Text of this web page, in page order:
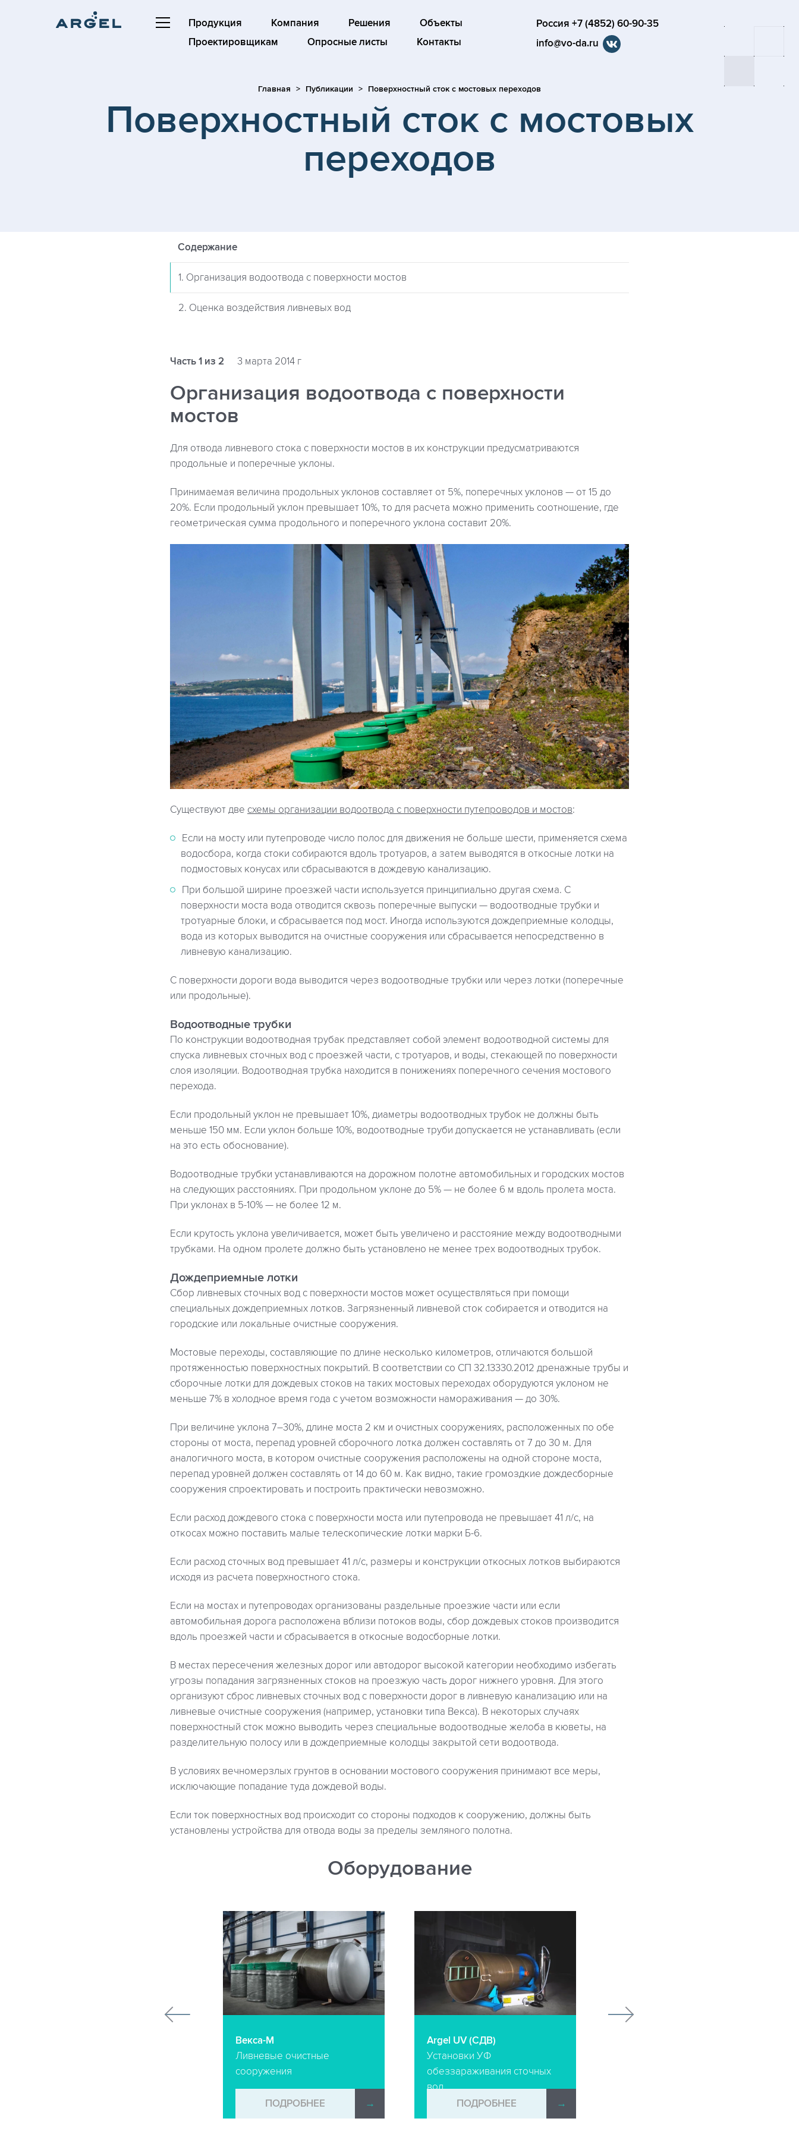
Продукция Компания Решения
Объекты
Проектировщикам
Опросные листы Контакты
Россия +7 (4852) 60-90-35
info@vo-da.ru
Главная Публикации Поверхностный сток с мостовых переходов
Поверхностный сток с мостовых
переходов
Содержание
1. Организация водоотвода с поверхности мостов
2. Оценка воздействия ливневых вод
Часть 1 из 2 3 марта 2014 г
Организация водоотвода с поверхности
мостов
Для отвода ливневого стока с поверхности мостов в их конструкции предусматриваются
продольные и поперечные уклоны.
Принимаемая величина продольных уклонов составляет от 5%, поперечных уклонов — от 15 до
20%. Если продольный уклон превышает 10%, то для расчета можно применить соотношение, где
геометрическая сумма продольного и поперечного уклона составит 20%.
Существуют две схемы организации водоотвода с поверхности путепроводов и мостов:
Если на мосту или путепроводе число полос для движения не больше шести, применяется схема
водосбора, когда стоки собираются вдоль тротуаров, а затем выводятся в откосные лотки на
подмостовых конусах или сбрасываются в дождевую канализацию.
При большой ширине проезжей части используется принципиально другая схема. С
поверхности моста вода отводится сквозь поперечные выпуски — водоотводные трубки и
тротуарные блоки, и сбрасывается под мост. Иногда используются дождеприемные колодцы,
вода из которых выводится на очистные сооружения или сбрасывается непосредственно в
ливневую канализацию.
С поверхности дороги вода выводится через водоотводные трубки или через лотки (поперечные
или продольные).
Водоотводные трубки
По конструкции водоотводная трубак представляет собой элемент водоотводной системы для
спуска ливневых сточных вод с проезжей части, с тротуаров, и воды, стекающей по поверхности
слоя изоляции. Водоотводная трубка находится в понижениях поперечного сечения мостового
перехода.
Если продольный уклон не превышает 10%, диаметры водоотводных трубок не должны быть
меньше 150 мм. Если уклон больше 10%, водоотводные труби допускается не устанавливать (если
на это есть обоснование).
Водоотводные трубки устанавливаются на дорожном полотне автомобильных и городских мостов
на следующих расстояниях. При продольном уклоне до 5% — не более 6 м вдоль пролета моста.
При уклонах в 5-10% — не более 12 м.
Если крутость уклона увеличивается, может быть увеличено и расстояние между водоотводными
трубками. На одном пролете должно быть установлено не менее трех водоотводных трубок.
Дождеприемные лотки
Сбор ливневых сточных вод с поверхности мостов может осуществляться при помощи
специальных дождеприемных лотков. Загрязненный ливневой сток собирается и отводится на
городские или локальные очистные сооружения.
Мостовые переходы, составляющие по длине несколько километров, отличаются большой
протяженностью поверхностных покрытий. В соответствии со СП 32.13330.2012 дренажные трубы и
сборочные лотки для дождевых стоков на таких мостовых переходах оборудуются уклоном не
меньше 7% в холодное время года с учетом возможности намораживания — до 30%.
При величине уклона 7–30%, длине моста 2 км и очистных сооружениях, расположенных по обе
стороны от моста, перепад уровней сборочного лотка должен составлять от 7 до 30 м. Для
аналогичного моста, в котором очистные сооружения расположены на одной стороне моста,
перепад уровней должен составлять от 14 до 60 м. Как видно, такие громоздкие дождесборные
сооружения спроектировать и построить практически невозможно.
Если расход дождевого стока с поверхности моста или путепровода не превышает 41 л/с, на
откосах можно поставить малые телескопические лотки марки Б-6.
Если расход сточных вод превышает 41 л/с, размеры и конструкции откосных лотков выбираются
исходя из расчета поверхностного стока.
Если на мостах и путепроводах организованы раздельные проезжие части или если
автомобильная дорога расположена вблизи потоков воды, сбор дождевых стоков производится
вдоль проезжей части и сбрасывается в откосные водосборные лотки.
В местах пересечения железных дорог или автодорог высокой категории необходимо избегать
угрозы попадания загрязненных стоков на проезжую часть дорог нижнего уровня. Для этого
организуют сброс ливневых сточных вод с поверхности дорог в ливневую канализацию или на
ливневые очистные сооружения (например, установки типа Векса). В некоторых случаях
поверхностный сток можно выводить через специальные водоотводные желоба в кюветы, на
разделительную полосу или в дождеприемные колодцы закрытой сети водоотвода.
В условиях вечномерзлых грунтов в основании мостового сооружения принимают все меры,
исключающие попадание туда дождевой воды.
Если ток поверхностных вод происходит со стороны подходов к сооружению, должны быть
установлены устройства для отвода воды за пределы земляного полотна.
Оборудование
Векса-М
Ливневые очистные
сооружения
ПОДРОБНЕЕ →
Argel UV (СДВ)
Установки УФ
обеззараживания сточных
вод
ПОДРОБНЕЕ
→